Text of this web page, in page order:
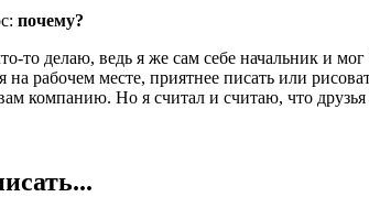
почему?
то делаю, ведь я же сам себе начальник и
рабочем месте, приятнее писать или
вам компанию. Но я считал и считаю, что